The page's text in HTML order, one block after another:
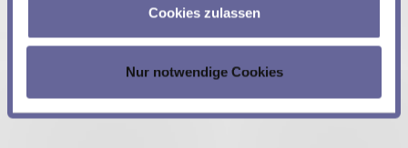
Cookies zulassen
Nur notwendige Cookies
Mehr in dieser Kategorie:
« Jetzt erhältlich: Buck-Boost LDD-1303
Jetzt erhältlich: LDD-1137 »